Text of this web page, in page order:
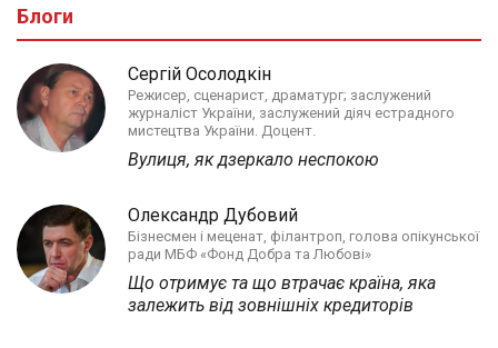
Блоги
Сергій Осолодкін
Режисер, сценарист, драматург; заслужений
журналіст України, заслужений діяч естрадного
мистецтва України. Доцент.
Вулиця, як дзеркало неспокою
Олександр Дубовий
Бізнесмен і меценат, філантроп, голова опікунської
ради МБФ «Фонд Добра та Любові»
Що отримує та що втрачає країна, яка
залежить від зовнішніх кредиторів